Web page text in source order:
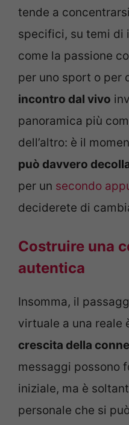
tende a
specifici, su temi di
come la passione
per uno sport o per
incontro dal vivo
panoramica più
dell’altro: è il
può davvero
per un secondo
deciderete di
Costruire una
autentica
Insomma, il
virtuale a una reale
crescita della
messaggi possono
iniziale, ma è
personale che si